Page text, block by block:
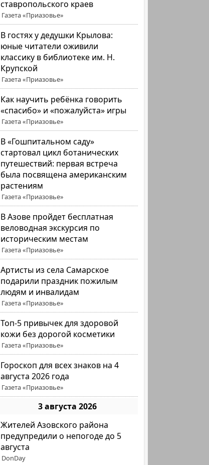
ставропольского краев
Газета «Приазовье»
В гостях у дедушки Крылова:
юные читатели оживили
классику в библиотеке им. Н.
Крупской
Газета «Приазовье»
Как научить ребёнка говорить
«спасибо» и «пожалуйста» игры
Газета «Приазовье»
В «Гошпитальном саду»
стартовал цикл ботанических
путешествий: первая встреча
была посвящена американским
растениям
Газета «Приазовье»
В Азове пройдет бесплатная
веловодная экскурсия по
историческим местам
Газета «Приазовье»
Артисты из села Самарское
подарили праздник пожилым
людям и инвалидам
Газета «Приазовье»
Топ-5 привычек для здоровой
кожи без дорогой косметики
Газета «Приазовье»
Гороскоп для всех знаков на 4
августа 2026 года
Газета «Приазовье»
3 августа 2026
Жителей Азовского района
предупредили о непогоде до 5
августа
DonDay